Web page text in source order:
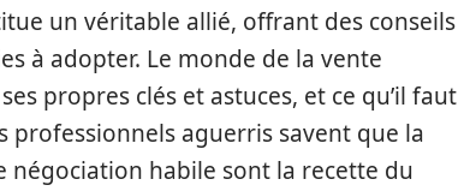
un véritable allié, offrant des conseils
à adopter. Le monde de la vente
propres clés et astuces, et ce qu’il faut
professionnels aguerris savent que la
habile sont la recette du